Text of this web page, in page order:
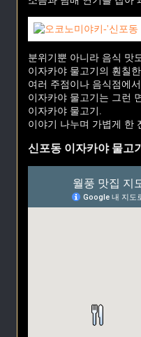
분위기뿐 아니라 음식 맛
이자카야 물고기의 훤칠
여러 주점이나 음식점에
이자카야 물고기는 그런
이자카야 물고기.
이야기 나누며 가볍게 한
신포동 이자카야 물고